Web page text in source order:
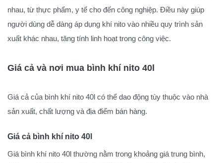
nhau, từ thực phẩm, y tế cho đến công nghiệp. Điều này giúp
người dùng dễ dàng áp dụng khí nito vào nhiều quy trình sản
xuất khác nhau, tăng tính linh hoạt trong công việc.
Giá cả và nơi mua bình khí nito 40l
Giá cả của bình khí nito 40l có thể dao động tùy thuộc vào nhà
sản xuất, chất lượng và địa điểm bán hàng.
Giá cả bình khí nito 40l
Giá bình khí nito 40l thường nằm trong khoảng giá trung bình,